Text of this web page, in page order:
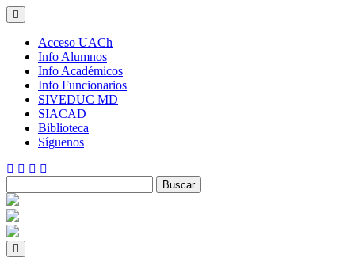
Skip
to
contentAcceso UACh
Info Alumnos
Info Académicos
Info Funcionarios
SIVEDUC MD
SIACAD
Biblioteca
Síguenos